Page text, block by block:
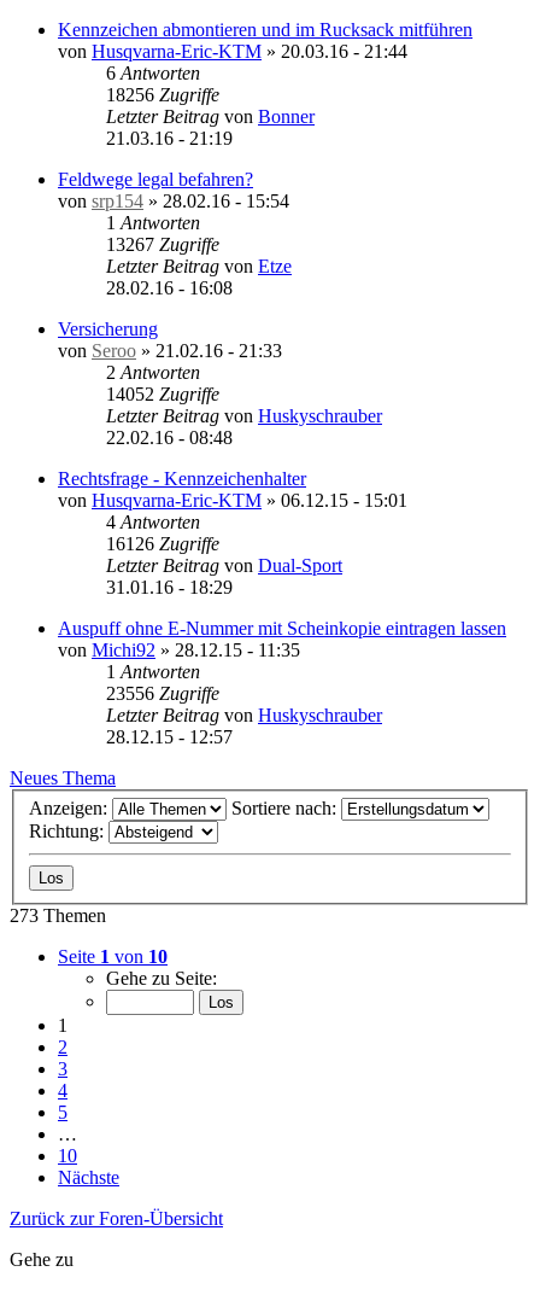
Kennzeichen abmontieren und im Rucksack mitführen
von Husqvarna-Eric-KTM » 20.03.16 - 21:44
6 Antworten
18256 Zugriffe
Letzter Beitrag von Bonner
21.03.16 - 21:19
Feldwege legal befahren?
von srp154 » 28.02.16 - 15:54
1 Antworten
13267 Zugriffe
Letzter Beitrag von Etze
28.02.16 - 16:08
Versicherung
von Seroo » 21.02.16 - 21:33
2 Antworten
14052 Zugriffe
Letzter Beitrag von Huskyschrauber
22.02.16 - 08:48
Rechtsfrage - Kennzeichenhalter
von Husqvarna-Eric-KTM » 06.12.15 - 15:01
4 Antworten
16126 Zugriffe
Letzter Beitrag von Dual-Sport
31.01.16 - 18:29
Auspuff ohne E-Nummer mit Scheinkopie eintragen lassen
von Michi92 » 28.12.15 - 11:35
1 Antworten
23556 Zugriffe
Letzter Beitrag von Huskyschrauber
28.12.15 - 12:57
Neues Thema
Anzeigen:
Sortiere nach:
Richtung:
273 Themen
Seite 1 von 10
Gehe zu Seite:
1
2
3
4
5
…
10
Nächste
Zurück zur Foren-Übersicht
Gehe zu